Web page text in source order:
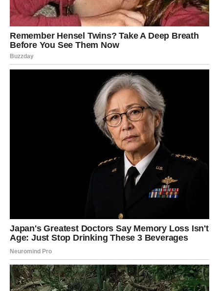
jači, sigurniji i spremni da primite ono što vam pripada.
Nova energija, novi početak
Osećaćete kako se vraća vera u život. Vraća se osmeh,
vraća se nada i vraća se osećaj da vas čekaju lepe stvari.
To je znak da ulazite u fazu velikog preporoda.
Period koji menja sve
Dobijate ono na šta čekate godinama
Najvažnija poruka zaBikjeste da dolazi nagrada za